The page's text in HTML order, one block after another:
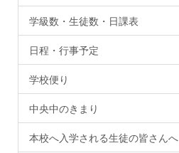
学級数・生徒数・日課表
日程・行事予定
学校便り
中央中のきまり
本校へ入学される生徒の皆さんへ